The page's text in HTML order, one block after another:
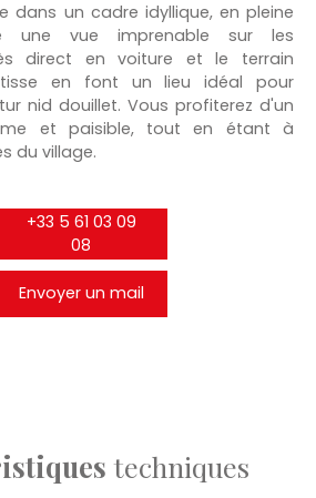
dans un cadre idyllique, en pleine
une vue imprenable sur les
direct en voiture et le terrain
en font un lieu idéal pour
nid douillet. Vous profiterez d'un
et paisible, tout en étant à
du village.
+33 5 61 03 09
08
Envoyer un mail
techniques